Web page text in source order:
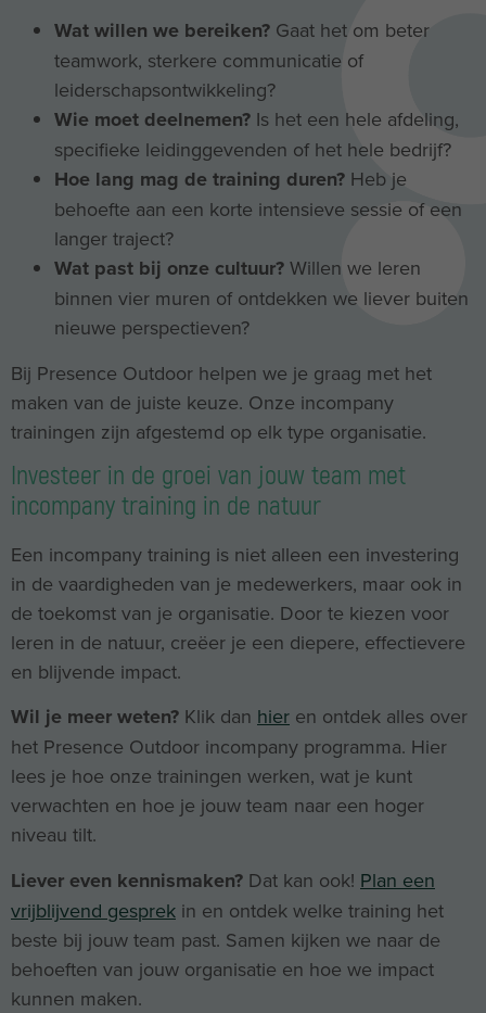
Wat willen we bereiken? Gaat het om beter
teamwork, sterkere communicatie of
leiderschapsontwikkeling?
Wie moet deelnemen? Is het een hele afdeling,
specifieke leidinggevenden of het hele bedrijf?
Hoe lang mag de training duren? Heb je
behoefte aan een korte intensieve sessie of een
langer traject?
Wat past bij onze cultuur? Willen we leren
binnen vier muren of ontdekken we liever buiten
nieuwe perspectieven?
Bij Presence Outdoor helpen we je graag met het
maken van de juiste keuze. Onze incompany
trainingen zijn afgestemd op elk type organisatie.
Investeer in de groei van jouw team met
incompany training in de natuur
Een incompany training is niet alleen een investering
in de vaardigheden van je medewerkers, maar ook in
de toekomst van je organisatie. Door te kiezen voor
leren in de natuur, creëer je een diepere, effectievere
en blijvende impact.
Wil je meer weten? Klik dan hier en ontdek alles over
het Presence Outdoor incompany programma. Hier
lees je hoe onze trainingen werken, wat je kunt
verwachten en hoe je jouw team naar een hoger
niveau tilt.
Liever even kennismaken? Dat kan ook! Plan een
vrijblijvend gesprek in en ontdek welke training het
beste bij jouw team past. Samen kijken we naar de
behoeften van jouw organisatie en hoe we impact
kunnen maken.